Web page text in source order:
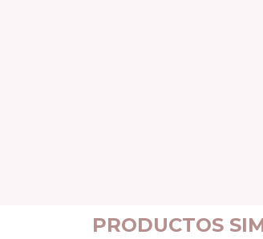
PRODUCTOS